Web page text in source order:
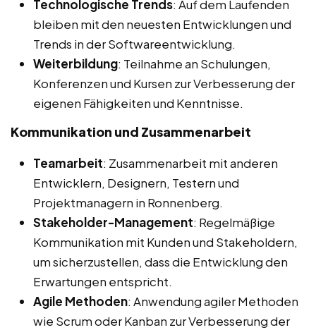
Technologische Trends: Auf dem Laufenden
bleiben mit den neuesten Entwicklungen und
Trends in der Softwareentwicklung.
Weiterbildung: Teilnahme an Schulungen,
Konferenzen und Kursen zur Verbesserung der
eigenen Fähigkeiten und Kenntnisse.
Kommunikation und Zusammenarbeit
Teamarbeit: Zusammenarbeit mit anderen
Entwicklern, Designern, Testern und
Projektmanagern in Ronnenberg.
Stakeholder-Management: Regelmäßige
Kommunikation mit Kunden und Stakeholdern,
um sicherzustellen, dass die Entwicklung den
Erwartungen entspricht.
Agile Methoden: Anwendung agiler Methoden
wie Scrum oder Kanban zur Verbesserung der